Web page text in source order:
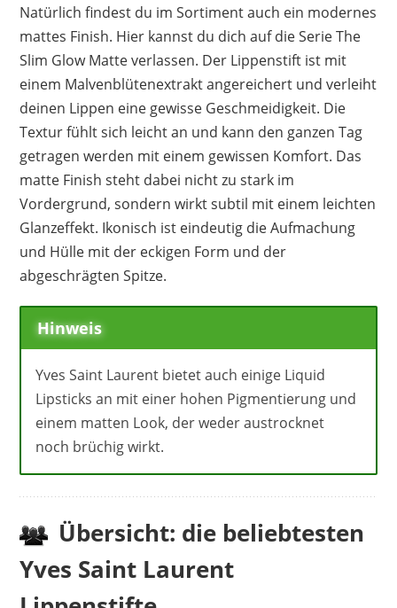
Natürlich findest du im Sortiment auch ein modernes
mattes Finish. Hier kannst du dich auf die Serie The
Slim Glow Matte verlassen. Der Lippenstift ist mit
einem Malvenblütenextrakt angereichert und verleiht
deinen Lippen eine gewisse Geschmeidigkeit. Die
Textur fühlt sich leicht an und kann den ganzen Tag
getragen werden mit einem gewissen Komfort. Das
matte Finish steht dabei nicht zu stark im
Vordergrund, sondern wirkt subtil mit einem leichten
Glanzeffekt. Ikonisch ist eindeutig die Aufmachung
und Hülle mit der eckigen Form und der
abgeschrägten Spitze.
Hinweis
Yves Saint Laurent bietet auch einige Liquid
Lipsticks an mit einer hohen Pigmentierung und
einem matten Look, der weder austrocknet
noch brüchig wirkt.
Übersicht: die beliebtesten
Yves Saint Laurent